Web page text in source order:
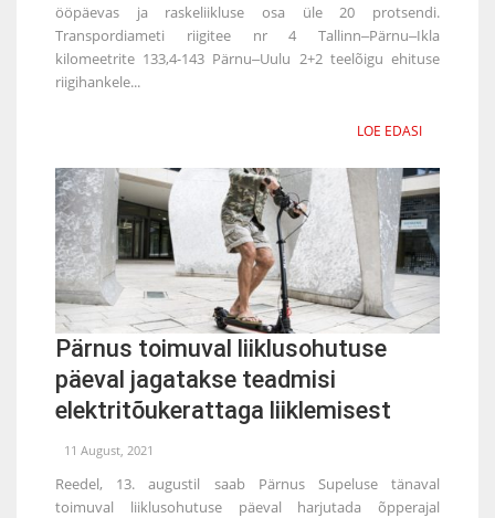
ööpäevas ja raskeliikluse osa üle 20 protsendi.
Transpordiameti riigitee nr 4 Tallinn‒Pärnu‒Ikla
kilomeetrite 133,4-143 Pärnu‒Uulu 2+2 teelõigu ehituse
riigihankele...
LOE EDASI
Pärnus toimuval liiklusohutuse
päeval jagatakse teadmisi
elektritõukerattaga liiklemisest
11 August, 2021
Reedel, 13. augustil saab Pärnus Supeluse tänaval
toimuval liiklusohutuse päeval harjutada õpperajal